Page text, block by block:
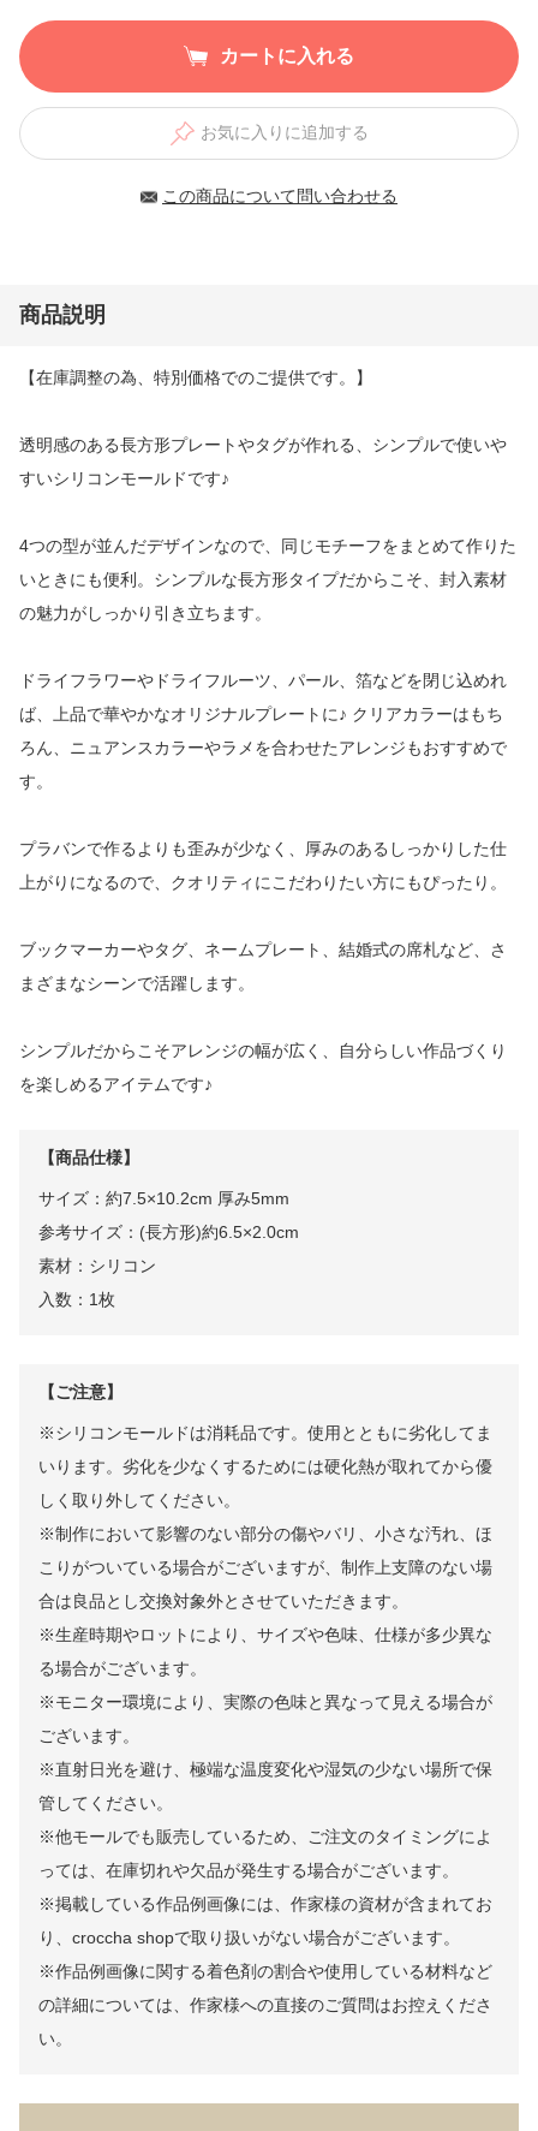
カートに入れる
お気に入りに追加する
この商品について問い合わせる
商品説明
【在庫調整の為、特別価格でのご提供です。】
透明感のある長方形プレートやタグが作れる、シンプルで使いや
すいシリコンモールドです♪
4つの型が並んだデザインなので、同じモチーフをまとめて作りた
いときにも便利。シンプルな長方形タイプだからこそ、封入素材
の魅力がしっかり引き立ちます。
ドライフラワーやドライフルーツ、パール、箔などを閉じ込めれ
ば、上品で華やかなオリジナルプレートに♪ クリアカラーはもち
ろん、ニュアンスカラーやラメを合わせたアレンジもおすすめで
す。
プラバンで作るよりも歪みが少なく、厚みのあるしっかりした仕
上がりになるので、クオリティにこだわりたい方にもぴったり。
ブックマーカーやタグ、ネームプレート、結婚式の席札など、さ
まざまなシーンで活躍します。
シンプルだからこそアレンジの幅が広く、自分らしい作品づくり
を楽しめるアイテムです♪
【商品仕様】
サイズ：約7.5×10.2cm 厚み5mm
参考サイズ：(長方形)約6.5×2.0cm
素材：シリコン
入数：1枚
【ご注意】
※シリコンモールドは消耗品です。使用とともに劣化してま
いります。劣化を少なくするためには硬化熱が取れてから優
しく取り外してください。
※制作において影響のない部分の傷やバリ、小さな汚れ、ほ
こりがついている場合がございますが、制作上支障のない場
合は良品とし交換対象外とさせていただきます。
※生産時期やロットにより、サイズや色味、仕様が多少異な
る場合がございます。
※モニター環境により、実際の色味と異なって見える場合が
ございます。
※直射日光を避け、極端な温度変化や湿気の少ない場所で保
管してください。
※他モールでも販売しているため、ご注文のタイミングによ
っては、在庫切れや欠品が発生する場合がございます。
※掲載している作品例画像には、作家様の資材が含まれてお
り、croccha shopで取り扱いがない場合がございます。
※作品例画像に関する着色剤の割合や使用している材料など
の詳細については、作家様への直接のご質問はお控えくださ
い。